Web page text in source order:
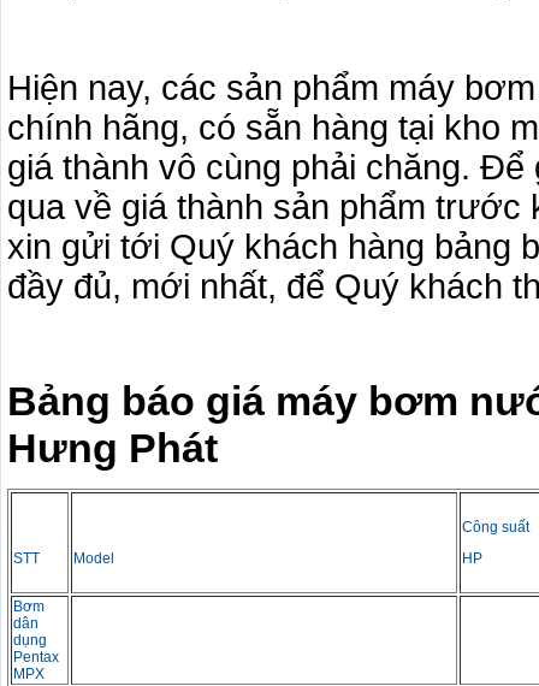
Hiện nay, các sản phẩm máy
chính hãng, có sẵn hàng tại kho
giá thành vô cùng phải chăng.
qua về giá thành sản phẩm
xin gửi tới Quý khách hàng bảng
đầy đủ, mới nhất, để Quý khách
Bảng báo giá máy bơm
Hưng Phát
STT Model
Công suất
HP
Bơm
dân
dụng
Pentax
MPX